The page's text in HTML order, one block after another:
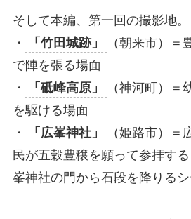
そして本編、第一回の撮影地。
・
「竹田城跡」
（朝来市）＝
で陣を張る場面
・
「砥峰高原」
（神河町）＝
を駆ける場面
・
「広峯神社」
（姫路市）＝
民が五穀豊穣を願って参拝す
峯神社の門から石段を降りる